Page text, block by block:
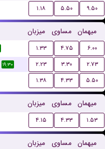
۱.۱۸ ۵.۵۰ ۹.۵۰
میزبان مساوی میهمان
۱.۳۳ ۴.۷۵
۶.۰۰
۱۹:۳۰ ۲.۲۳ ۳.۳۰
۲.۷۳
۱.۳۸ ۴.۳۳ ۵.۵۰
میزبان مساوی میهمان
۴.۱۵ ۴.۳۳ ۱.۵۳
میزبان مساوی میهمان